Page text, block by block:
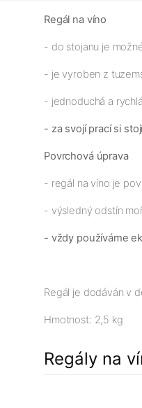
Regál na víno
- do stojanu je
- je vyroben z
- jednoduchá a
- za svojí prací si
Povrchová úprava
- regál na víno je
- výsledný odstín
- vždy používáme
Regál je dodáván v
Hmotnost: 2,5 kg
Regály na